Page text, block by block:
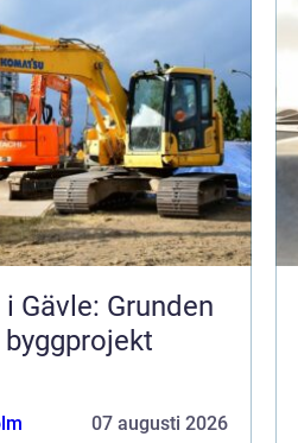
Gävle: Grunden
07 augusti 2026